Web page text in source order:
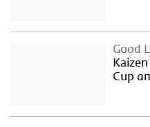
Good
Cup